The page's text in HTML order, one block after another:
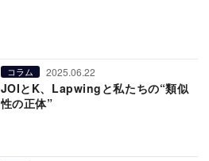
コラム 2025.06.22
JOIとK、Lapwingと私たちの“類似
性の正体”